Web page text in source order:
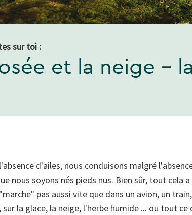
sur toi :
et la neige -
d'ailes, nous conduisons malgré
nous soyons nés pieds nus. Bien sûr, tout cela
pas aussi vite que dans un avion, un
la glace, la neige, l'herbe humide ... ou tout